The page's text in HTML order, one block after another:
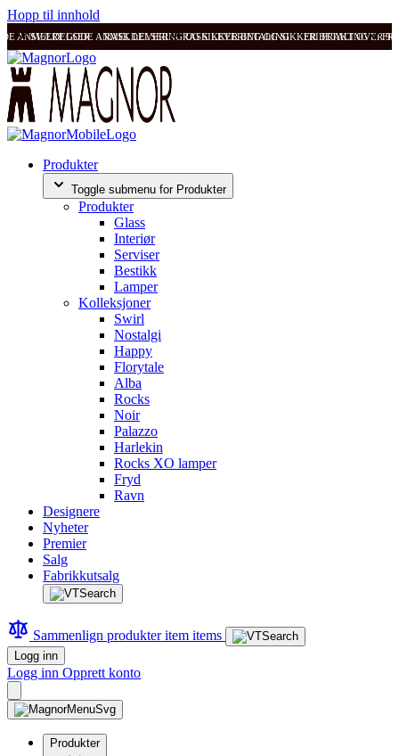
Hopp til innhold
ANMELDELSER RASK LEVERING OG SIKKER BETALING FRI FRAKT OVER
SVÆRT GODE ANMELDELSER RASK LEVERING OG SIKKER BETALING
Produkter
Toggle submenu for Produkter
Produkter
Glass
Interiør
Serviser
Bestikk
Lamper
Kolleksjoner
Swirl
Nostalgi
Happy
Florytale
Alba
Rocks
Noir
Palazzo
Harlekin
Rocks XO lamper
Fryd
Ravn
Designere
Nyheter
Premier
Salg
Fabrikkutsalg
Sammenlign produkteritem items
Logg inn
Logg inn Opprett konto
Produkter